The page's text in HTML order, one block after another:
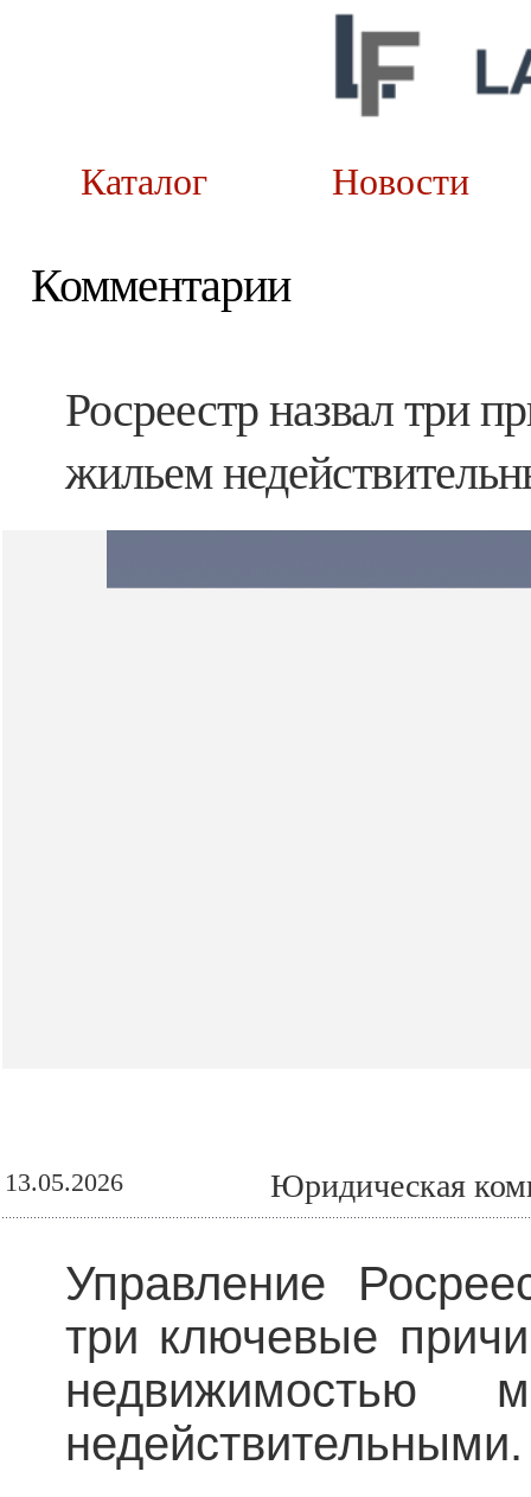
Каталог
Комментарии
Росреестр назвал три
жильем
13.05.2026 Юридическая
Управление
три ключевые
недвижимостью
недействительными.